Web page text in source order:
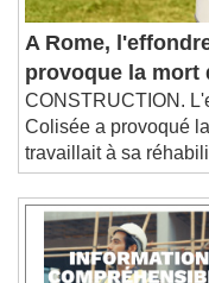
A Rome,
provoque la mort
CONSTRUCTION.
Colisée a provoqué
travaillait à sa